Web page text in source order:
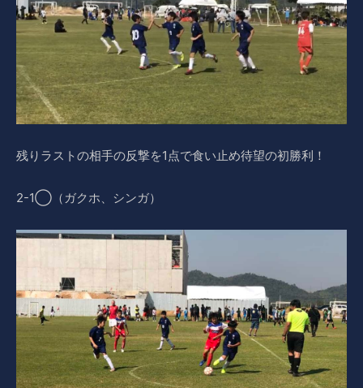
残りラストの相手の反撃を1点で食い止め待望の初勝利！
2-1◯（ガクホ、シンガ）